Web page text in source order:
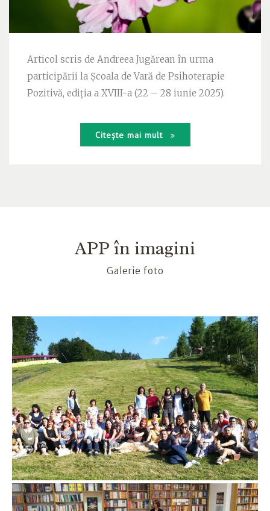
Articol scris de Andreea Jugărean în urma
participării la Școala de Vară de Psihoterapie
Pozitivă, ediția a XVIII-a (22 – 28 iunie 2025).
Citește mai mult
APP în imagini
Galerie foto